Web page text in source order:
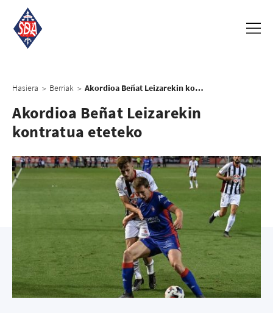
Hasiera > Berriak > Akordioa Beñat Leizarekin kontratua eteteko
Akordioa Beñat Leizarekin
kontratua eteteko